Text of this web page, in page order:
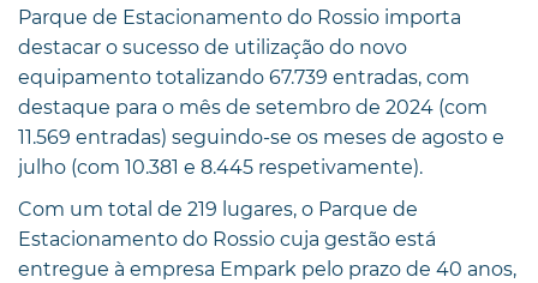
Parque de Estacionamento do Rossio importa
destacar o sucesso de utilização do novo
equipamento totalizando 67.739 entradas, com
destaque para o mês de setembro de 2024 (com
11.569 entradas) seguindo-se os meses de agosto e
julho (com 10.381 e 8.445 respetivamente).
Com um total de 219 lugares, o Parque de
Estacionamento do Rossio cuja gestão está
entregue à empresa Empark pelo prazo de 40 anos,